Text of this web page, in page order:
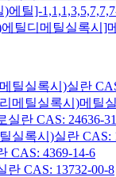
에틸]-
틸디메틸실록시]
틸실록시)실란
메틸실록시)메틸실
란 CAS: 24636-
실록시)실란 CAS:
CAS: 4369-14-6
CAS: 13732-00-8